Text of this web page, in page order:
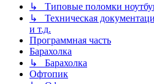
↳ Типовые поломки
↳ Техническая
и т.д.
Программная часть
Барахолка
↳ Барахолка
Офтопик